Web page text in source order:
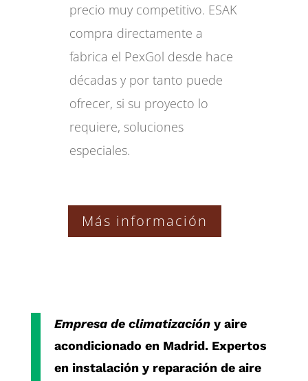
precio muy competitivo. ESAK
compra directamente a
fabrica el PexGol desde hace
décadas y por tanto puede
ofrecer, si su proyecto lo
requiere, soluciones
especiales.
Más información
Empresa de climatizacióny aire
acondicionado en Madrid. Expertos
en instalación y reparación de aire